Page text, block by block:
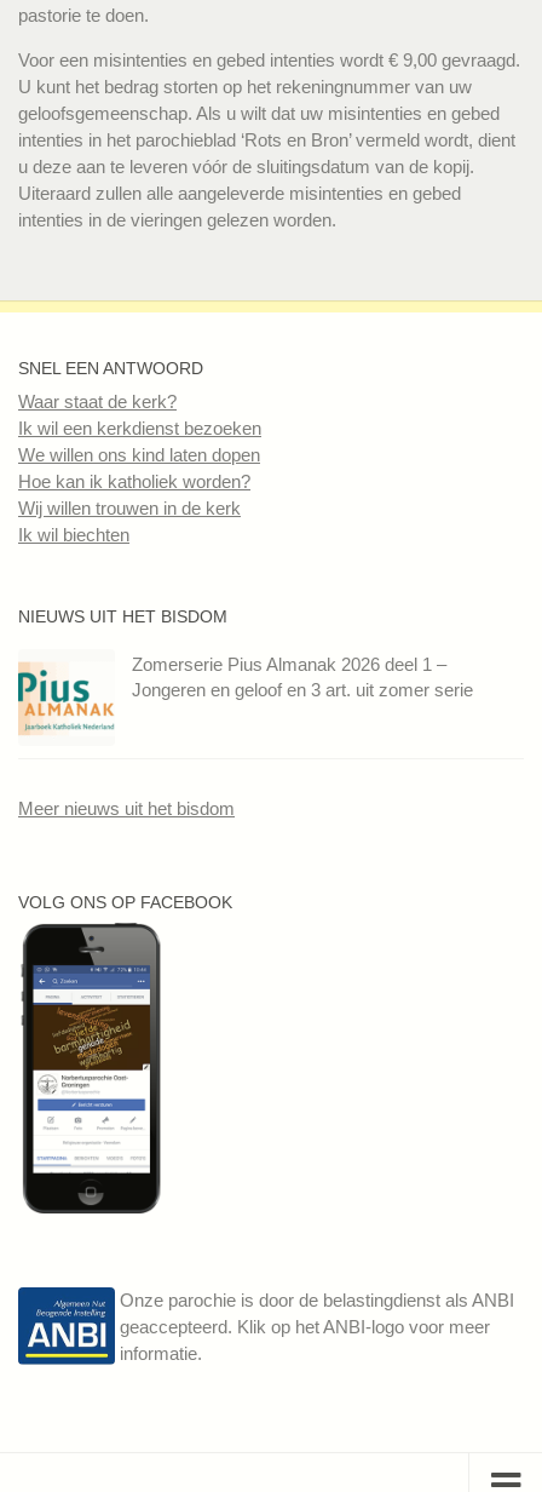
pastorie te doen.
Voor een misintenties en gebed intenties wordt € 9,00 gevraagd.
U kunt het bedrag storten op het rekeningnummer van uw
geloofsgemeenschap. Als u wilt dat uw misintenties en gebed
intenties in het parochieblad ‘Rots en Bron’ vermeld wordt, dient
u deze aan te leveren vóór de sluitingsdatum van de kopij.
Uiteraard zullen alle aangeleverde misintenties en gebed
intenties in de vieringen gelezen worden.
SNEL EEN ANTWOORD
Waar staat de kerk?
Ik wil een kerkdienst bezoeken
We willen ons kind laten dopen
Hoe kan ik katholiek worden?
Wij willen trouwen in de kerk
Ik wil biechten
NIEUWS UIT HET BISDOM
Zomerserie Pius Almanak 2026 deel 1 –
Jongeren en geloof en 3 art. uit zomer serie
Meer nieuws uit het bisdom
VOLG ONS OP FACEBOOK
Onze parochie is door de belastingdienst als ANBI
geaccepteerd. Klik op het ANBI-logo voor meer
informatie.